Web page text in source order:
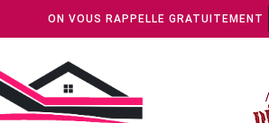
ON VOUS RAPPELLE GRATUITEMENT